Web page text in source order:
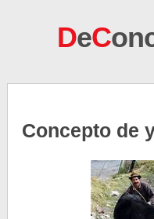
DeC
Concepto de